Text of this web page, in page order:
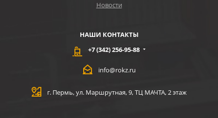
Новости
НАШИ КОНТАКТЫ
+7 (342) 256-95-88
info@rokz.ru
г. Пермь, ул. Маршрутная, 9, ТЦ МАЧТА, 2 этаж